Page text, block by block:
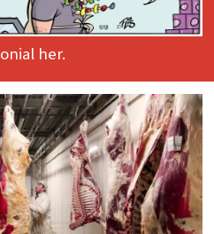
her.